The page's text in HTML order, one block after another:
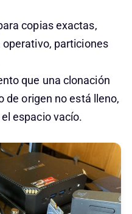
copias exactas,
particiones
que una clonación
de origen no está lleno,
espacio vacío.